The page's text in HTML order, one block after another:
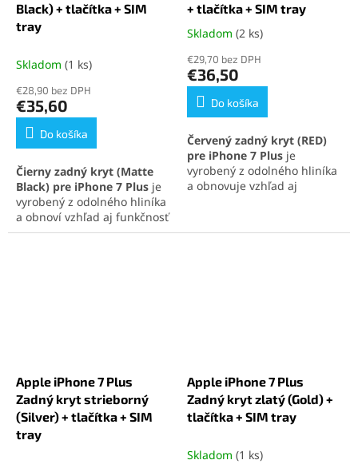
Black) + tlačítka + SIM
tray
Skladom (1 ks)
€28,90 bez DPH
€35,60
Do košíka
Čierny zadný kryt (Matte
Black) pre iPhone 7 Plus je
vyrobený z odolného hliníka
a obnoví vzhľad aj funkčnosť
zariadenia. Súčasťou balenia
+ tlačítka + SIM tray
Priemerné
produktu
je
5,0
hviezdičiek.
Skladom (2 ks)
€29,70 bez DPH
€36,50
Do košíka
Červený zadný kryt (RED)
pre iPhone 7 Plus je
vyrobený z odolného hliníka
a obnovuje vzhľad aj
a SIM tray. Presné
Apple iPhone 7 Plus
Zadný kryt strieborný
(Silver) + tlačítka + SIM
tray
Apple iPhone 7 Plus
Zadný kryt zlatý (Gold) +
tlačítka + SIM tray
Skladom (1 ks)